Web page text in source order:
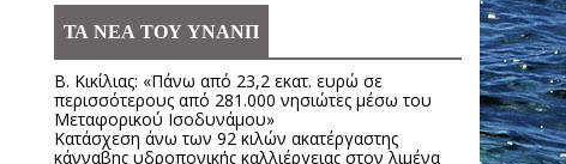
ΤΑ ΝΕΑ ΤΟΥ ΥΝΑΝΠ
Β. Κικίλιας: «Πάνω από 23,2 εκατ. ευρώ σε
περισσότερους από 281.000 νησιώτες μέσω του
Μεταφορικού Ισοδυνάμου»
Κατάσχεση άνω των 92 κιλών ακατέργαστης
κάνναβης υδροπονικής καλλιέργειας στον λιμένα